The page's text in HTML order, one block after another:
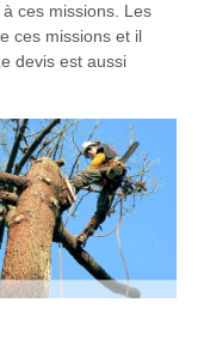
ces missions. Les
ces missions et il
devis est aussi